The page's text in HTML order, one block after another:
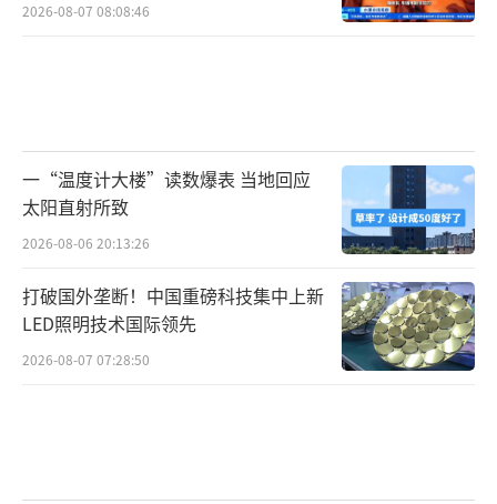
2026-08-07 08:08:46
一“温度计大楼”读数爆表 当地回应
太阳直射所致
2026-08-06 20:13:26
打破国外垄断！中国重磅科技集中上新
LED照明技术国际领先
2026-08-07 07:28:50